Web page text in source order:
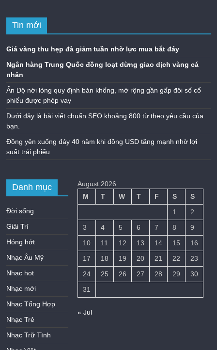
Tin mới
Giá vàng thu hẹp đà giảm tuần nhờ lực mua bắt đáy
Ngân hàng Trung Quốc đồng loạt dừng giao dịch vàng cá
nhân
Ấn Độ nới lỏng quy định bán khống, mở rộng gần gấp đôi số cổ
phiếu được phép vay
Dưới đây là bài viết chuẩn SEO khoảng 800 từ theo yêu cầu của
bạn.
Đồng yên xuống đáy 40 năm khi đồng USD tăng mạnh nhờ lợi
suất trái phiếu
Danh mục
Đời sống
Giải Trí
Hóng hớt
Nhạc Âu Mỹ
Nhạc hot
Nhạc mới
Nhạc Tổng Hợp
Nhạc Trẻ
Nhạc Trữ Tình
August 2026
M
T W T F S
S
1
2
3
4 5 6 7 8
9
10
11 12 13 14 15
16
17
18 19 20 21 22
23
24
25 26 27 28 29
30
31
« Jul